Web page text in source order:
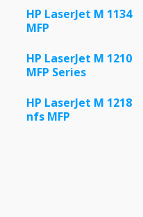
HP LaserJet M 1134
MFP
HP LaserJet M 1210
MFP Series
HP LaserJet M 1218
nfs MFP